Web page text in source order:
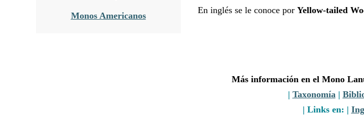
Monos Americanos
En inglés se le conoce por Yellow-tailed
Más información en el Mono
| Taxonomía|
| Links en: |